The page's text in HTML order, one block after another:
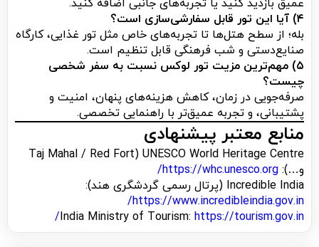
عمیق بازدید کنید یا تجربه‌های جانبی اضافه کنید.
۴) آیا این تور قابل سفارشی‌سازی است؟
بله؛ از سطح هتل‌ها تا تجربه‌های خاص مثل تور غذایی، کارگاه
صنایع‌دستی و شب فرهنگی قابل تنظیم است.
۵) مهم‌ترین مزیت تور لوکس نسبت به سفر شخصی
چیست؟
صرفه‌جویی در زمان، کاهش هزینه‌های پنهان، امنیت و
پشتیبانی، و تجربه عمیق‌تر با راهنمایی تخصصی.
منابع معتبر پیشنهادی
UNESCO World Heritage Centre (Taj Mahal / Red Fort
و…): https://whc.unesco.org/
Incredible India (پرتال رسمی گردشگری هند):
https://www.incredibleindia.gov.in/
India Ministry of Tourism: https://tourism.gov.in/